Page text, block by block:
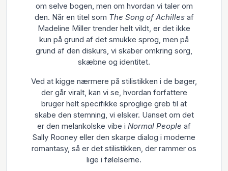
om selve bogen, men om hvordan vi taler om
den. Når en titel som The Song of Achillesaf
Madeline Miller trender helt vildt, er det ikke
kun på grund af det smukke sprog, men på
grund af den diskurs, vi skaber omkring sorg,
skæbne og identitet.
Ved at kigge nærmere på stilistikken i de bøger,
der går viralt, kan vi se, hvordan forfattere
bruger helt specifikke sproglige greb til at
skabe den stemning, vi elsker. Uanset om det
er den melankolske vibe i Normal People af
Sally Rooney eller den skarpe dialog i moderne
romantasy, så er det stilistikken, der rammer os
lige i følelserne.